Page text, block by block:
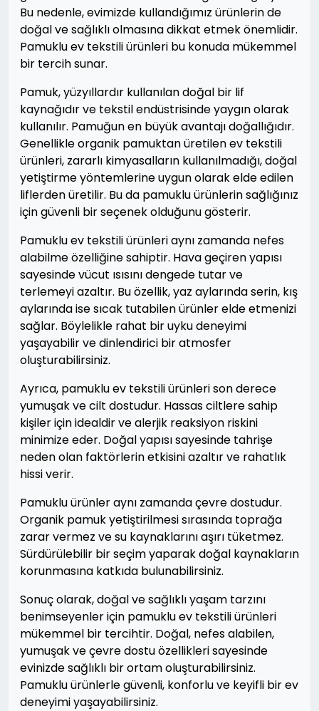
Bu nedenle, evimizde kullandığımız ürünlerin de
doğal ve sağlıklı olmasına dikkat etmek önemlidir.
Pamuklu ev tekstili ürünleri bu konuda mükemmel
bir tercih sunar.
Pamuk, yüzyıllardır kullanılan doğal bir lif
kaynağıdır ve tekstil endüstrisinde yaygın olarak
kullanılır. Pamuğun en büyük avantajı doğallığıdır.
Genellikle organik pamuktan üretilen ev tekstili
ürünleri, zararlı kimyasalların kullanılmadığı, doğal
yetiştirme yöntemlerine uygun olarak elde edilen
liflerden üretilir. Bu da pamuklu ürünlerin sağlığınız
için güvenli bir seçenek olduğunu gösterir.
Pamuklu ev tekstili ürünleri aynı zamanda nefes
alabilme özelliğine sahiptir. Hava geçiren yapısı
sayesinde vücut ısısını dengede tutar ve
terlemeyi azaltır. Bu özellik, yaz aylarında serin, kış
aylarında ise sıcak tutabilen ürünler elde etmenizi
sağlar. Böylelikle rahat bir uyku deneyimi
yaşayabilir ve dinlendirici bir atmosfer
oluşturabilirsiniz.
Ayrıca, pamuklu ev tekstili ürünleri son derece
yumuşak ve cilt dostudur. Hassas ciltlere sahip
kişiler için idealdir ve alerjik reaksiyon riskini
minimize eder. Doğal yapısı sayesinde tahrişe
neden olan faktörlerin etkisini azaltır ve rahatlık
hissi verir.
Pamuklu ürünler aynı zamanda çevre dostudur.
Organik pamuk yetiştirilmesi sırasında toprağa
zarar vermez ve su kaynaklarını aşırı tüketmez.
Sürdürülebilir bir seçim yaparak doğal kaynakların
korunmasına katkıda bulunabilirsiniz.
Sonuç olarak, doğal ve sağlıklı yaşam tarzını
benimseyenler için pamuklu ev tekstili ürünleri
mükemmel bir tercihtir. Doğal, nefes alabilen,
yumuşak ve çevre dostu özellikleri sayesinde
evinizde sağlıklı bir ortam oluşturabilirsiniz.
Pamuklu ürünlerle güvenli, konforlu ve keyifli bir ev
deneyimi yaşayabilirsiniz.